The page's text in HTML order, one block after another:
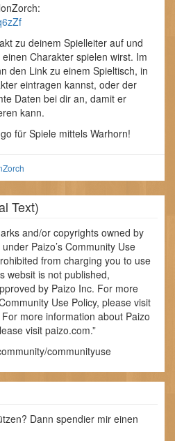
zu deinem Spielleiter auf und
Charakter spielen wirst. Im
den Link zu einem Spieltisch, in
eintragen kannst, oder der
Daten bei dir an, damit er
kann.
für Spiele mittels Warhorn!
Text)
and/or copyrights owned by
Paizo’s Community Use
from charging you to use
websit is not published,
by Paizo Inc. For more
Use Policy, please visit
more information about Paizo
visit paizo.com.”
communityuse
Dann spendier mir einen